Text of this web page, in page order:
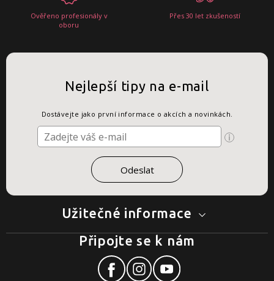
Ověřeno profesionály v
oboru
Přes 30 let zkušeností
Užitečné informace
Nejlepší tipy na e-mail
Dostávejte jako první informace o akcích a novinkách.
Připojte se k nám